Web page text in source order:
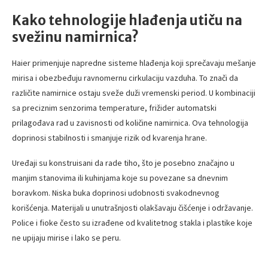
Kako tehnologije hlađenja utiču na
svežinu namirnica?
Haier primenjuje napredne sisteme hlađenja koji sprečavaju mešanje
mirisa i obezbeđuju ravnomernu cirkulaciju vazduha. To znači da
različite namirnice ostaju sveže duži vremenski period. U kombinaciji
sa preciznim senzorima temperature, frižider automatski
prilagođava rad u zavisnosti od količine namirnica. Ova tehnologija
doprinosi stabilnosti i smanjuje rizik od kvarenja hrane.
Uređaji su konstruisani da rade tiho, što je posebno značajno u
manjim stanovima ili kuhinjama koje su povezane sa dnevnim
boravkom. Niska buka doprinosi udobnosti svakodnevnog
korišćenja. Materijali u unutrašnjosti olakšavaju čišćenje i održavanje.
Police i fioke često su izrađene od kvalitetnog stakla i plastike koje
ne upijaju mirise i lako se peru.